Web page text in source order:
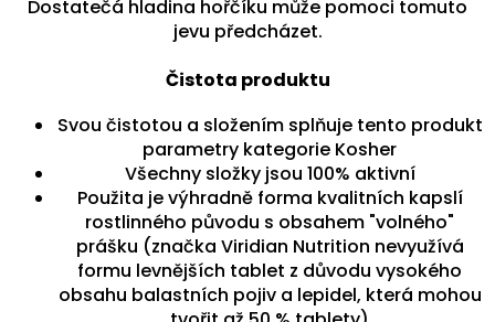
Dostatečá hladina hořčíku může pomoci tomuto
jevu předcházet.
Čistota produktu
Svou čistotou a složením splňuje tento produkt
parametry kategorie Kosher
Všechny složky jsou 100% aktivní
Použita je výhradně forma kvalitních kapslí
rostlinného původu s obsahem "volného"
prášku (značka Viridian Nutrition nevyužívá
formu levnějších tablet z důvodu vysokého
obsahu balastních pojiv a lepidel, která mohou